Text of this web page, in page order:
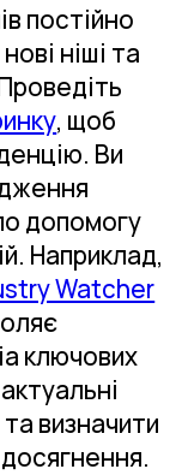
постійно
ніші та
, щоб
Ви
допомогу
Наприклад,
Watcher
ключових
визначити